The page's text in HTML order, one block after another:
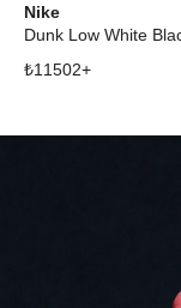
Nike
Dunk Low White
₺11502+